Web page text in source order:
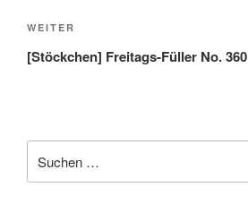
Nächster
Beitrag
WEITER
[Stöckchen] Freitags-Füller No. 360
nach: